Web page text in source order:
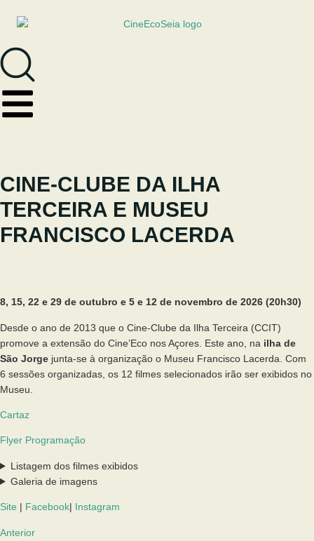
CINE-CLUBE DA ILHA
TERCEIRA E MUSEU
FRANCISCO LACERDA
8, 15, 22 e 29 de outubro e 5 e 12 de novembro de 2026 (20h30)
Desde o ano de 2013 que o Cine-Clube da Ilha Terceira (CCIT)
promove a extensão do Cine’Eco nos Açores. Este ano, na ilha de
São Jorge junta-se à organização o Museu Francisco Lacerda. Com
6 sessões organizadas, os 12 filmes selecionados irão ser exibidos no
Museu.
Cartaz
Flyer Programação
Listagem dos filmes exibidos
Galeria de imagens
Site | Facebook| Instagram
Anterior